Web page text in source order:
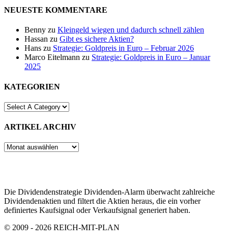
NEUESTE KOMMENTARE
Benny zu Kleingeld wiegen und dadurch schnell zählen
Hassan zu Gibt es sichere Aktien?
Hans zu Strategie: Goldpreis in Euro – Februar 2026
Marco Eitelmann zu Strategie: Goldpreis in Euro – Januar
2025
KATEGORIEN
ARTIKEL ARCHIV
ARTIKEL
Die Dividendenstrategie Dividenden-Alarm überwacht zahlreiche
Dividendenaktien und filtert die Aktien heraus, die ein vorher
definiertes Kaufsignal oder Verkaufsignal generiert haben.
© 2009 - 2026 REICH-MIT-PLAN